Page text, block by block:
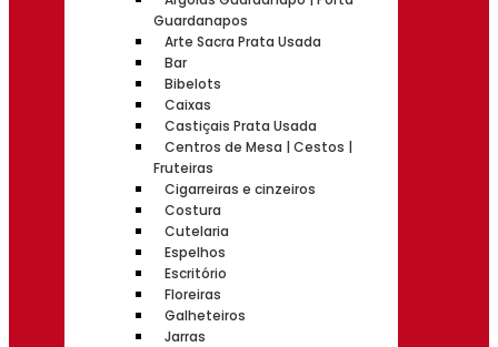
Guardanapos
Arte Sacra Prata Usada
Bar
Bibelots
Caixas
Castiçais Prata Usada
Centros de Mesa | Cestos |
Fruteiras
Cigarreiras e cinzeiros
Costura
Cutelaria
Espelhos
Escritório
Floreiras
Galheteiros
Jarras